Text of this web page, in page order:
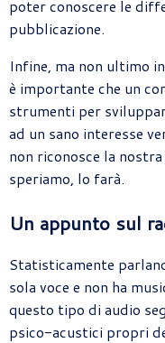
poter conoscere le
pubblicazione.
Infine, ma non ultimo
è importante che un
strumenti per
ad un sano interesse
non riconosce la
speriamo, lo farà.
Un appunto sul
Statisticamente
sola voce e non ha
questo tipo di audio
psico-acustici propri